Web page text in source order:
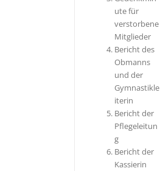
ute für
verstorbene
Mitglieder
Bericht des
Obmanns
und der
Gymnastikle
iterin
Bericht der
Pflegeleitun
g
Bericht der
Kassierin